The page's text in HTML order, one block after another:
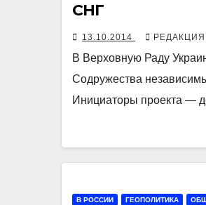
СНГ
13.10.2014 РЕДАКЦИЯ
В Верховную Раду
Содружества
Инициаторы проекта —
В РОССИИ ГЕОПОЛИТИКА